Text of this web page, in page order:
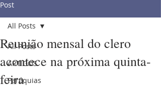
Post
All Posts
ARTIGOS
Paróquias
All Posts
Reunião mensal do clero
acontece na próxima quinta-
feira